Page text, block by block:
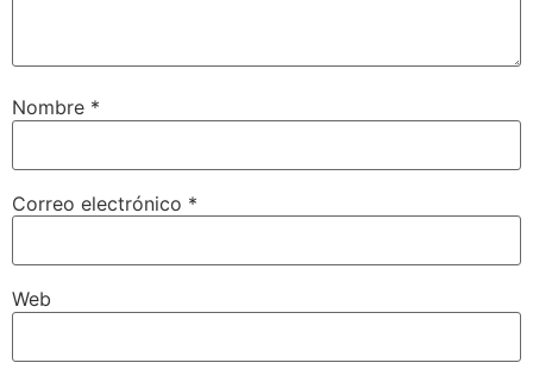
Nombre *
Correo electrónico *
Web